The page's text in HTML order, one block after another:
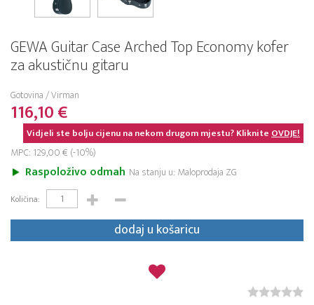
GEWA Guitar Case Arched Top Economy kofer
za akustičnu gitaru
Gotovina / Virman
116,10 €
Vidjeli ste bolju cijenu na nekom drugom mjestu? KlikniteOVDJE!
MPC: 129,00 € (-10%)
Raspoloživo odmah Na stanju u: Maloprodaja ZG
Količina:
dodaj u košaricu